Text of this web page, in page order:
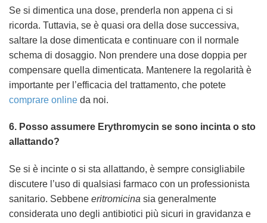
Se si dimentica una dose, prenderla non appena ci si
ricorda. Tuttavia, se è quasi ora della dose successiva,
saltare la dose dimenticata e continuare con il normale
schema di dosaggio. Non prendere una dose doppia per
compensare quella dimenticata. Mantenere la regolarità è
importante per l’efficacia del trattamento, che potete
comprare online da noi.
6. Posso assumere Erythromycin se sono incinta o sto
allattando?
Se si è incinte o si sta allattando, è sempre consigliabile
discutere l’uso di qualsiasi farmaco con un professionista
sanitario. Sebbene eritromicina sia generalmente
considerata uno degli antibiotici più sicuri in gravidanza e